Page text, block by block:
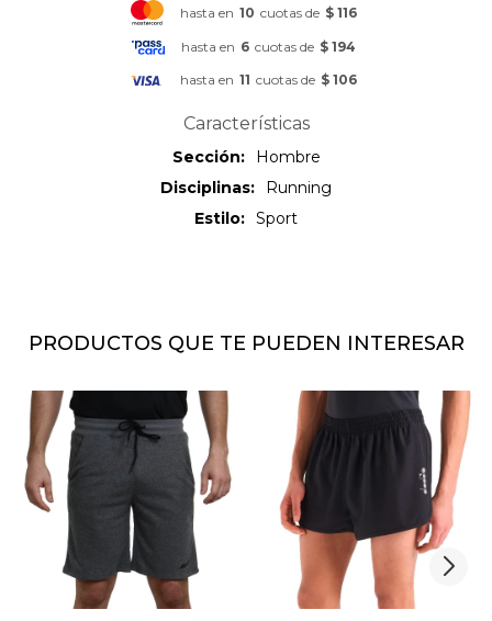
hasta en 10 cuotas de $ 116
hasta en 6 cuotas de $ 194
hasta en 11 cuotas de $ 106
Características
Sección
Hombre
Disciplinas
Running
Estilo
Sport
PRODUCTOS QUE TE PUEDEN INTERESAR